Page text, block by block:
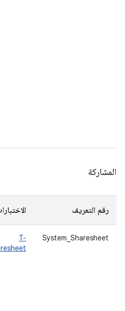
المشاركة
رقم التعريف
System_Sharesheet
T-